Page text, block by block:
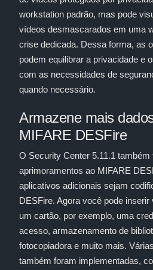
workstation padrão, mas pode
vídeos desmascarados em uma
crise dedicada. Dessa forma, as
podem equilibrar a privacidade e
com as necessidades de
quando necessário.
Armazene mais
MIFARE DESFire
O Security Center 5.11.1 também
aprimoramentos ao MIFARE
aplicativos adicionais sejam
DESFire. Agora você pode
um cartão, por exemplo, uma
acesso, armazenamento de
fotocopiadora e muito mais.
também foram implementadas,